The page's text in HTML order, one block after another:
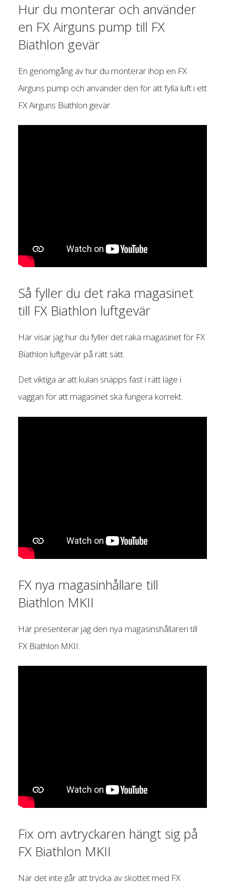
Hur du monterar och använder
en FX Airguns pump till FX
Biathlon gevär
En genomgång av hur du monterar ihop en FX
Airguns pump och använder den för att fylla luft i ett
FX Airguns Biathlon gevär.
Så fyller du det raka magasinet
till FX Biathlon luftgevär
Här visar jag hur du fyller det raka magasinet för FX
Biathlon luftgevär på rätt sätt.
Det viktiga är att kulan snäpps fast i rätt läge i
vaggan för att magasinet ska fungera korrekt.
FX nya magasinhållare till
Biathlon MKII
Här presenterar jag den nya magasinshållaren till
FX Biathlon MKII.
Fix om avtryckaren hängt sig på
FX Biathlon MKII
När det inte går att trycka av skottet med FX